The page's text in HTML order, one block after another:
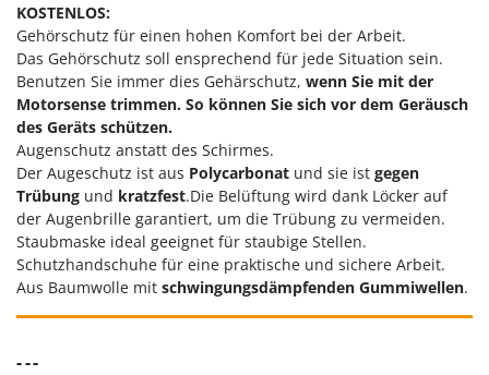
KOSTENLOS:
Gehörschutz für einen hohen Komfort bei der Arbeit.
Das Gehörschutz soll ensprechend für jede Situation sein.
Benutzen Sie immer dies Gehärschutz, wenn Sie mit der
Motorsense trimmen. So können Sie sich vor dem Geräusch
des Geräts schützen.
Augenschutz anstatt des Schirmes.
Der Augeschutz ist aus Polycarbonat und sie ist gegen
Trübung und kratzfest.Die Belüftung wird dank Löcker auf
der Augenbrille garantiert, um die Trübung zu vermeiden.
Staubmaske ideal geeignet für staubige Stellen.
Schutzhandschuhe für eine praktische und sichere Arbeit.
Aus Baumwolle mit schwingungsdämpfenden Gummiwellen.
- - -